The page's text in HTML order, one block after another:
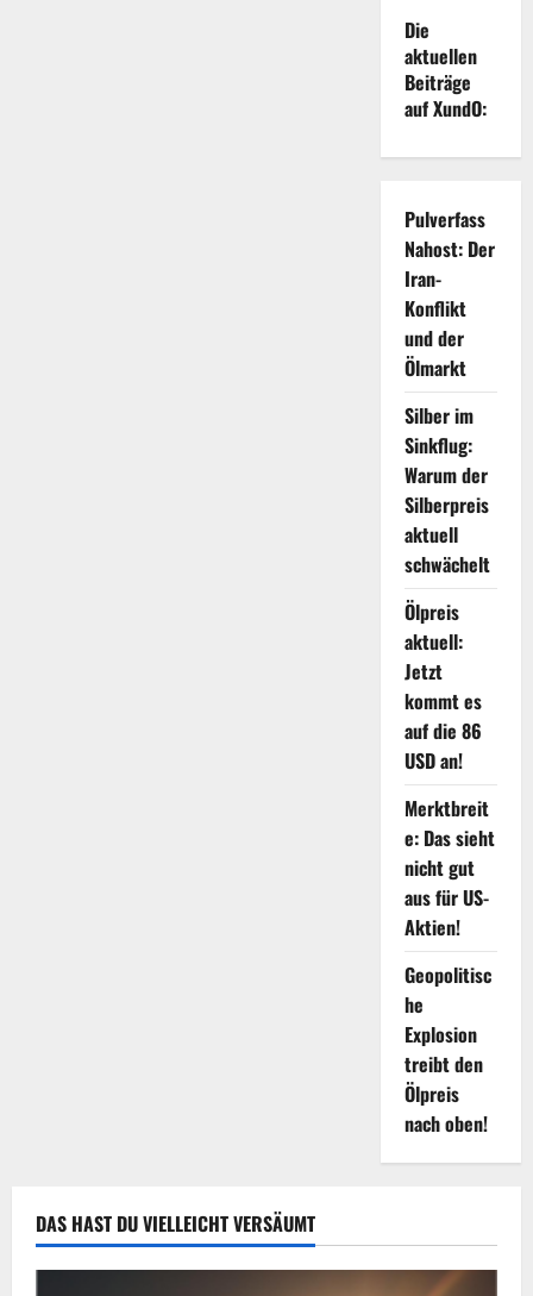
Die
aktuellen
Beiträge
auf XundO:
Pulverfass
Nahost: Der
Iran-
Konflikt
und der
Ölmarkt
Silber im
Sinkflug:
Warum der
Silberpreis
aktuell
schwächelt
Ölpreis
aktuell:
Jetzt
kommt es
auf die 86
USD an!
Merktbreit
e: Das sieht
nicht gut
aus für US-
Aktien!
Geopolitisc
he
Explosion
treibt den
Ölpreis
nach oben!
DAS HAST DU VIELLEICHT VERSÄUMT